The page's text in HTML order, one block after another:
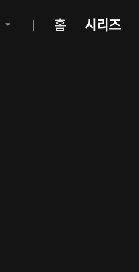
홈 시리즈